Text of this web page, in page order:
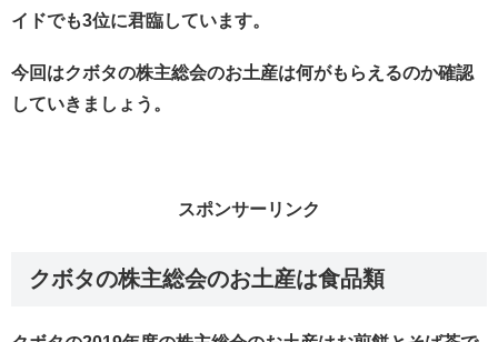
イドでも3位に君臨しています。
今回はクボタの株主総会のお土産は何がもらえるのか確認
していきましょう。
スポンサーリンク
クボタの株主総会のお土産は食品類